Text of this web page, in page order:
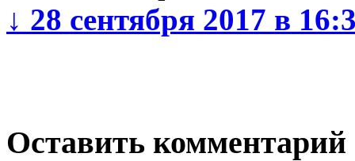
↓ 28 сентября 2017 в
Оставить комментарий